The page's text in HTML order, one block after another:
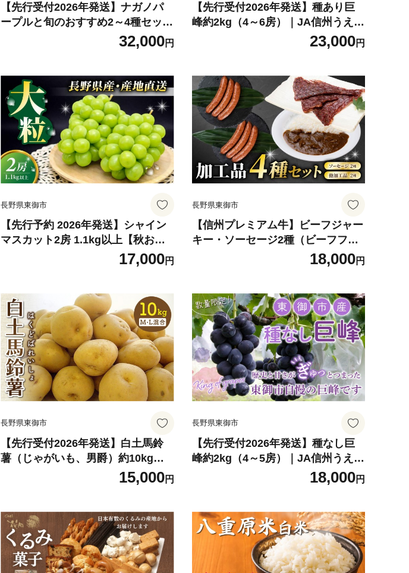
【先行受付2026年発送】ナガノパ
ープルと旬のおすすめ2～4種セット
（合計3～4房、約2kg）｜秀果園
※2026年9月下旬～10月下旬順次発
32,000円
【先行受付2026年発送】種あり巨
峰約2kg（4～6房）｜JA信州うえだ
東部地区営農課 長野 東御市※9月上
23,000円
長野県東御市
【先行予約 2026年発送】シャイン
マスカット2房 1.1kg以上【秋お届
け】｜JA信州うえだ農業協同組合
長野 先行予約 産地直送 ぶどう 贈答
め 厳選 種無し 皮ごと 大粒
17,000円
長野県東御市
【信州プレミアム牛】ビーフジャー
キー・ソーセージ2種（ビーフフラ
ンク・チョリソー）・ビーフカレー
18,000円
長野県東御市
【先行受付2026年発送】白土馬鈴
薯（じゃがいも、男爵）約10kg｜
御牧ふるさと農園 東御市産 ※2026
15,000円
長野県東御市
【先行受付2026年発送】種なし巨
峰約2kg（4～5房）｜JA信州うえだ
東部地区営農課 長野 東御市産 人気
ぶどう 贈答用 ギフト フルーツ 果物
旬～10月上旬お届け
18,000円